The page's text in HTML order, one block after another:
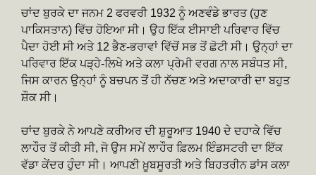
ਚਾਂਦ ਬੁਰਕੇ ਦਾ ਜਨਮ 2 ਫਰਵਰੀ 1932 ਨੂੰ ਅਣਵੰਡੇ ਭਾਰਤ (ਹੁਣ
ਪਾਕਿਸਤਾਨ) ਵਿੱਚ ਹੋਇਆ ਸੀ। ਉਹ ਇੱਕ ਈਸਾਈ ਪਰਿਵਾਰ ਵਿੱਚ
ਪੈਦਾ ਹੋਈ ਸੀ ਅਤੇ 12 ਭੈਣ-ਭਰਾਵਾਂ ਵਿੱਚੋਂ ਸਭ ਤੋਂ ਛੋਟੀ ਸੀ। ਉਨ੍ਹਾਂ ਦਾ
ਪਰਿਵਾਰ ਇੱਕ ਪੜ੍ਹੇ-ਲਿਖੇ ਅਤੇ ਕਲਾ ਪ੍ਰੇਮੀ ਵਰਗ ਨਾਲ ਸਬੰਧਤ ਸੀ,
ਜਿਸ ਕਾਰਨ ਉਨ੍ਹਾਂ ਨੂੰ ਬਚਪਨ ਤੋਂ ਹੀ ਨੱਚਣ ਅਤੇ ਅਦਾਕਾਰੀ ਦਾ ਬਹੁਤ
ਸ਼ੌਕ ਸੀ।
ਚਾਂਦ ਬੁਰਕੇ ਨੇ ਆਪਣੇ ਕਰੀਅਰ ਦੀ ਸ਼ੁਰੂਆਤ 1940 ਦੇ ਦਹਾਕੇ ਵਿੱਚ
ਲਾਹੌਰ ਤੋਂ ਕੀਤੀ ਸੀ, ਜੋ ਉਸ ਸਮੇਂ ਲਾਹੌਰ ਫ਼ਿਲਮ ਇੰਡਸਟਰੀ ਦਾ ਇੱਕ
ਵੱਡਾ ਕੇਂਦਰ ਹੁੰਦਾ ਸੀ। ਆਪਣੀ ਖ਼ੂਬਸੂਰਤੀ ਅਤੇ ਬਿਹਤਰੀਨ ਡਾਂਸ ਕਲਾ